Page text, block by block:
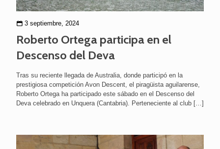
3 septiembre, 2024
Roberto Ortega participa en el
Descenso del Deva
Tras su reciente llegada de Australia, donde participó en la
prestigiosa competición Avon Descent, el piragüista aguilarense,
Roberto Ortega ha participado este sábado en el Descenso del
Deva celebrado en Unquera (Cantabria). Perteneciente al club […]